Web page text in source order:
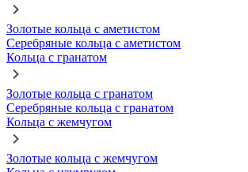
Золотые кольца с аметистом
Серебряные кольца с аметистом
Кольца с гранатом
Золотые кольца с гранатом
Серебряные кольца с гранатом
Кольца с жемчугом
Золотые кольца с жемчугом